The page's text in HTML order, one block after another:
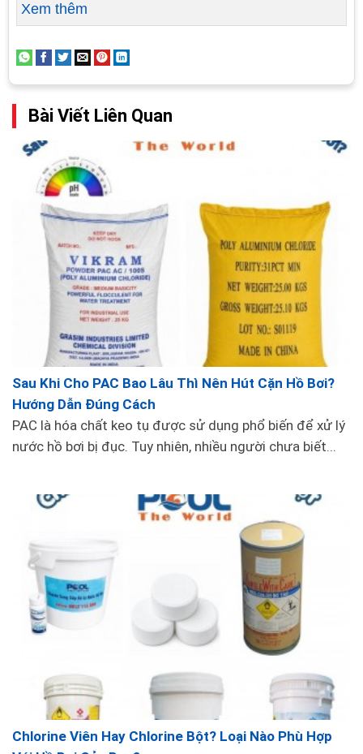
Sản phẩm: Ống mềm hút vệ sinh cho hồ bơi 9m
Mô tả
Ống mềm hút vệ sinh cho hồ bơi được làm từ chất
liệu nhựa PVC linh hoạt, có độ bền cao và khả năng
Thiết kế nhẹ nhàng và linh hoạt giúp dễ dàng điều
khiển và hút sạch các vết bẩn, lá cây và cặn bã từ
đáy hồ bơi một cách nhanh chóng và hiệu quả.
Đầu hút được thiết kế để tránh làm tổn thương bề
mặt của hồ bơi, đồng thời giúp bạn tiếp cận các
khu vực hút sạch mà không cần phải ngồi xuống.
Chức năng: Loại bỏ bụi bẩn và cặn bã từ đáy hồ bơi
một cách nhanh chóng và hiệu quả.
Thế Giới Bể Bơi chuyên phân phối ống mềm hút vệ
sinh chính hãng với nhiều kích thước đa dạng từ
9m, 12m ,15m, 30m,... phù hợp với nhiều nhu cầu
sử dụng của khách hàng.
Bàn Hút Nhôm 4 Bánh 45cm:
Sản phẩm: Bàn Hút Nhôm 4 Bánh 45cm
Mô tả
Xem thêm
Bài Viết Liên Quan
Sau Khi Cho PAC Bao Lâu Thì Nên Hút Cặn Hồ Bơi?
Hướng Dẫn Đúng Cách
PAC là hóa chất keo tụ được sử dụng phổ biến để xử lý
nước hồ bơi bị đục. Tuy nhiên, nhiều người chưa biết...
Chlorine Viên Hay Chlorine Bột? Loại Nào Phù Hợp